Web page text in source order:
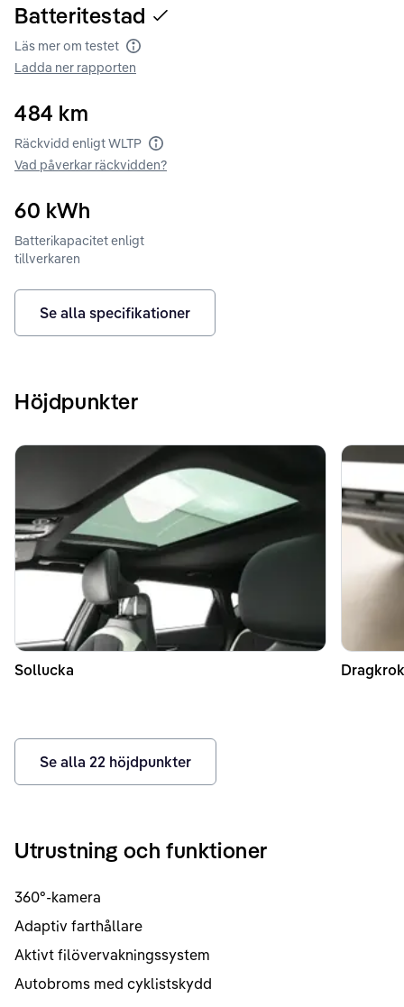
Batteritestad
Läs mer om testet Batteritest
Ladda ner rapporten
484 km
Räckvidd enligt WLTP Räckvidd enligt WLTP
Vad påverkar räckvidden?
60 kWh
Batterikapacitet enligt
tillverkaren
Se alla specifikationer
Höjdpunkter
Sollucka
Se alla 22 höjdpunkter
Utrustning och funktioner
360°-kamera
Adaptiv farthållare
Aktivt filövervakningssystem
Autobroms med cyklistskydd